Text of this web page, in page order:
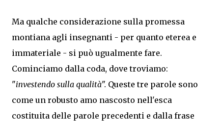
Ma qualche considerazione sulla promessa
montiana agli insegnanti - per quanto eterea e
immateriale - si può ugualmente fare.
Cominciamo dalla coda, dove troviamo:
"investendo sulla qualità". Queste tre parole sono
come un robusto amo nascosto nell'esca
costituita delle parole precedenti e dalla frase